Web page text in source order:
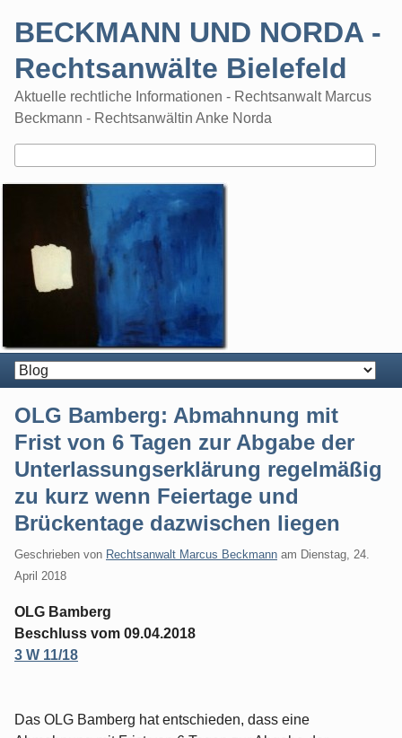
BECKMANN UND NORDA -
Rechtsanwälte Bielefeld
Aktuelle rechtliche Informationen - Rechtsanwalt Marcus
Beckmann - Rechtsanwältin Anke Norda
OLG Bamberg: Abmahnung mit
Frist von 6 Tagen zur Abgabe der
Unterlassungserklärung regelmäßig
zu kurz wenn Feiertage und
Brückentage dazwischen liegen
Geschrieben von Rechtsanwalt Marcus Beckmann am Dienstag, 24.
April 2018
OLG Bamberg
Beschluss vom 09.04.2018
3 W 11/18
Das OLG Bamberg hat entschieden, dass eine